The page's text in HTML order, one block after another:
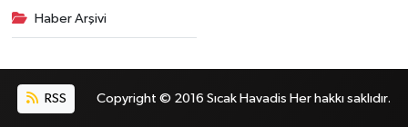
Haber Arşivi
RSS Copyright © 2016 Sıcak Havadis Her hakkı saklıdır.